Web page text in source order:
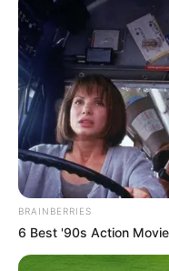
BRAINBERRIES
6 Best '90s Action